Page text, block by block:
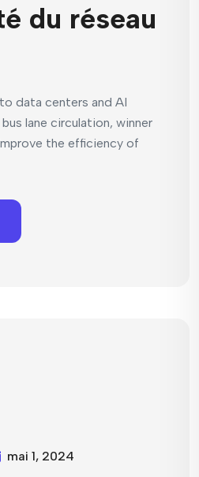
du réseau
data centers and AI
lane circulation, winner
the efficiency of
mai 1, 2024